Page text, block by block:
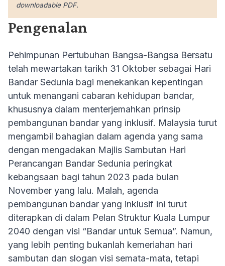
downloadable PDF.
Pengenalan
Pehimpunan Pertubuhan Bangsa-Bangsa Bersatu
telah mewartakan tarikh 31 Oktober sebagai Hari
Bandar Sedunia bagi menekankan kepentingan
untuk menangani cabaran kehidupan bandar,
khususnya dalam menterjemahkan prinsip
pembangunan bandar yang inklusif. Malaysia turut
mengambil bahagian dalam agenda yang sama
dengan mengadakan Majlis Sambutan Hari
Perancangan Bandar Sedunia peringkat
kebangsaan bagi tahun 2023 pada bulan
November yang lalu. Malah, agenda
pembangunan bandar yang inklusif ini turut
diterapkan di dalam Pelan Struktur Kuala Lumpur
2040 dengan visi “Bandar untuk Semua”. Namun,
yang lebih penting bukanlah kemeriahan hari
sambutan dan slogan visi semata-mata, tetapi